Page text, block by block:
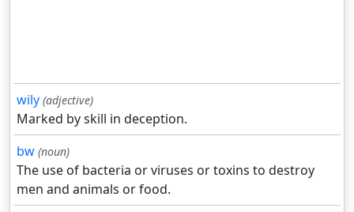
wily (adjective)
Marked by skill in deception.
bw (noun)
The use of bacteria or viruses or toxins to destroy
men and animals or food.